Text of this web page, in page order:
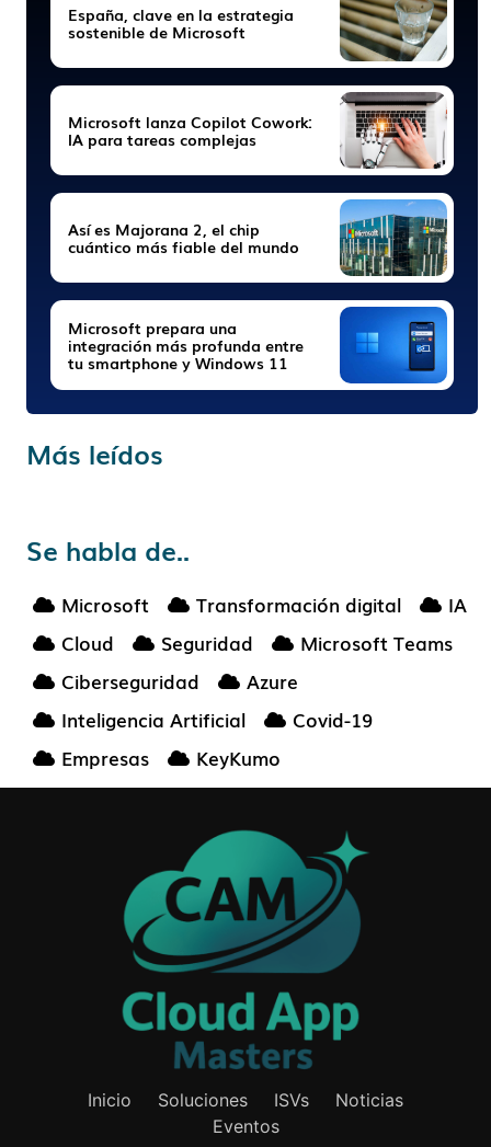
España, clave en la estrategia
sostenible de Microsoft
Microsoft lanza Copilot Cowork:
IA para tareas complejas
Así es Majorana 2, el chip
cuántico más fiable del mundo
Microsoft prepara una
integración más profunda entre
tu smartphone y Windows 11
Más leídos
Se habla de..
Microsoft Transformación digital
IA
Cloud
Seguridad
Microsoft Teams
Ciberseguridad
Azure
Inteligencia Artificial
Covid-19
Empresas
KeyKumo
Inicio Soluciones ISVs
Noticias
Eventos